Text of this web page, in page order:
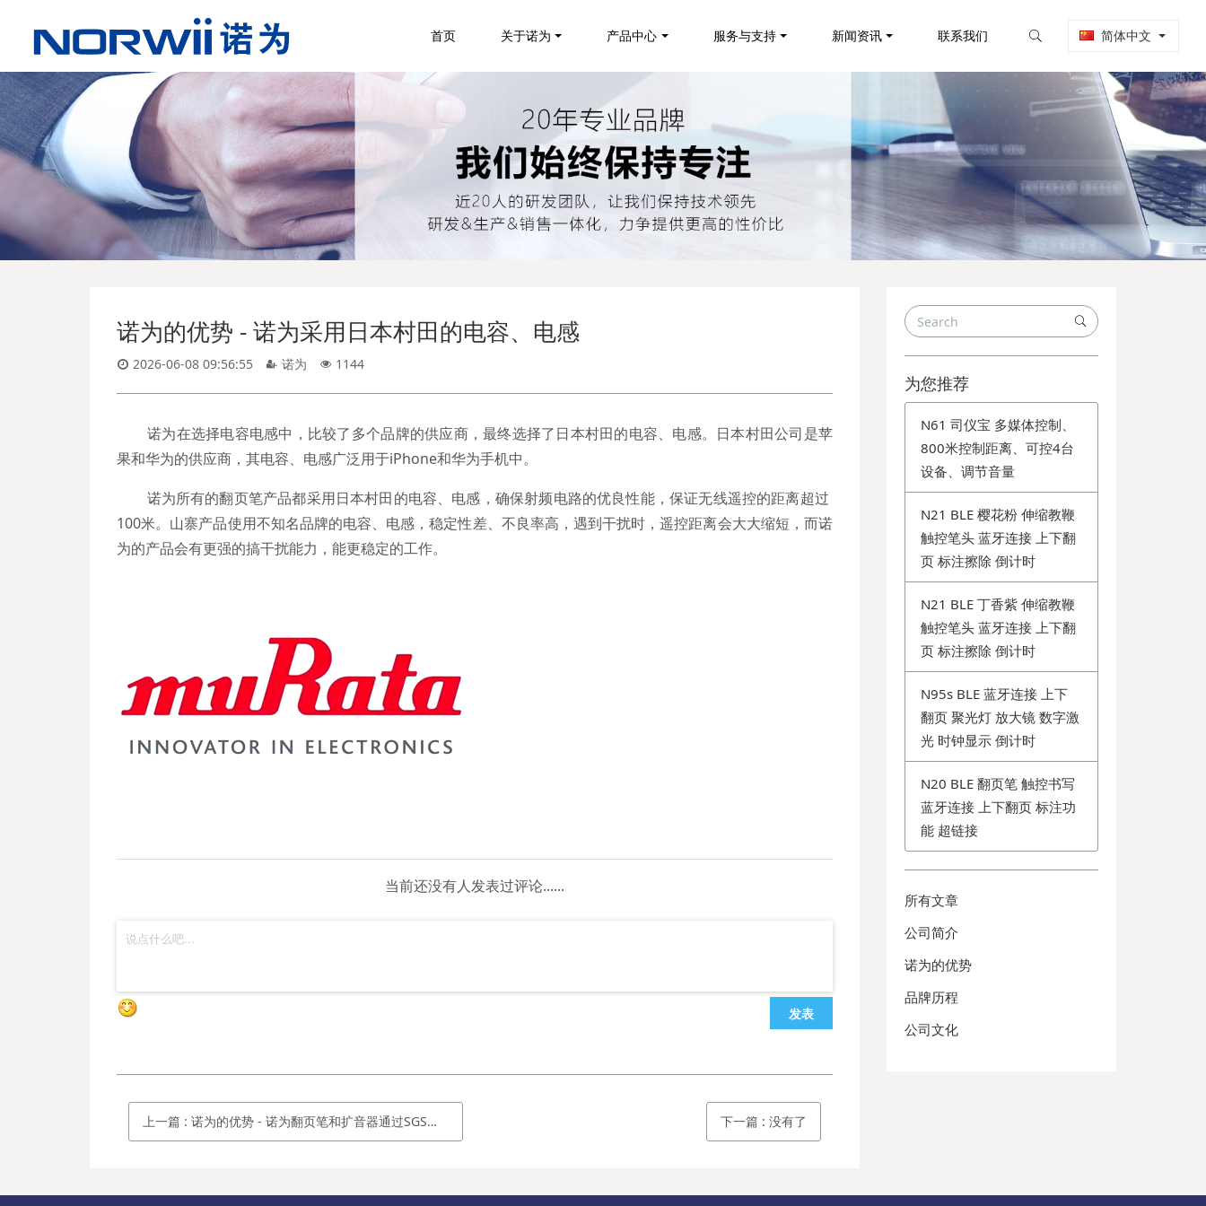
简体中文
首页 关于诺为 产品中心 服务与支持 新闻资讯 联系我们
诺为的优势 - 诺为采用日本村田的电容、电感
2026-06-08 09:56:55 诺为 1144
诺为在选择电容电感中，比较了多个品牌的供应商，最终选择了日本村田的电容、电感。日本村田公司是苹
果和华为的供应商，其电容、电感广泛用于iPhone和华为手机中。
诺为所有的翻页笔产品都采用日本村田的电容、电感，确保射频电路的优良性能，保证无线遥控的距离超过
100米。山寨产品使用不知名品牌的电容、电感，稳定性差、不良率高，遇到干扰时，遥控距离会大大缩短，而诺
为的产品会有更强的搞干扰能力，能更稳定的工作。
当前还没有人发表过评论......
发表
上一篇 :诺为的优势 - 诺为翻页笔和扩音器通过SGS公司的CE和RoHS认证 下一篇 : 没有了
为您推荐
N61 司仪宝 多媒体控制、
800米控制距离、可控4台
设备、调节音量
N21 BLE 樱花粉 伸缩教鞭
触控笔头 蓝牙连接 上下翻
页 标注擦除 倒计时
N21 BLE 丁香紫 伸缩教鞭
触控笔头 蓝牙连接 上下翻
页 标注擦除 倒计时
N95s BLE 蓝牙连接 上下
翻页 聚光灯 放大镜 数字激
光 时钟显示 倒计时
N20 BLE 翻页笔 触控书写
蓝牙连接 上下翻页 标注功
能 超链接
所有文章
公司简介
诺为的优势
品牌历程
公司文化